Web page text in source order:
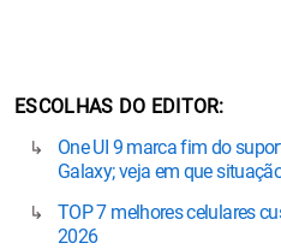
ESCOLHAS DO EDITOR
One UI 9 marca fim do
Galaxy; veja em que
TOP 7 melhores celulares
2026